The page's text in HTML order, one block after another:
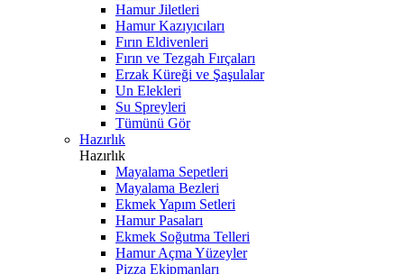
Hamur Jiletleri
Hamur Kazıyıcıları
Fırın Eldivenleri
Fırın ve Tezgah Fırçaları
Erzak Küreği ve Şaşulalar
Un Elekleri
Su Spreyleri
Tümünü Gör
Hazırlık
Hazırlık
Mayalama Sepetleri
Mayalama Bezleri
Ekmek Yapım Setleri
Hamur Pasaları
Ekmek Soğutma Telleri
Hamur Açma Yüzeyler
Pizza Ekipmanları